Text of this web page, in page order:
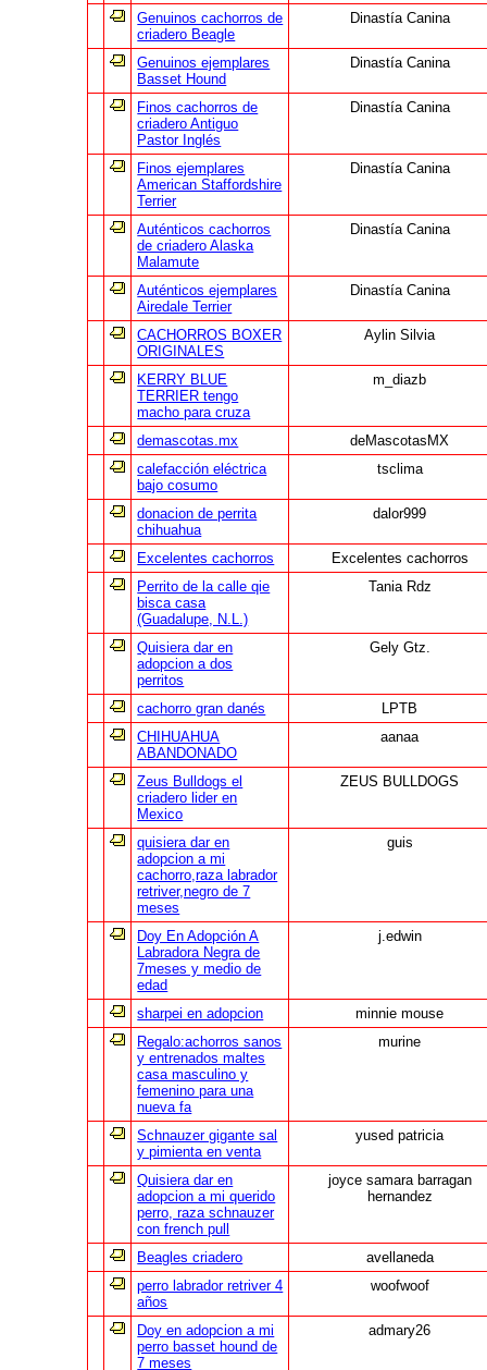
Genuinos cachorros de
criadero Beagle
Dinastía Canina
Genuinos ejemplares
Basset Hound
Dinastía Canina
Finos cachorros de
criadero Antiguo
Pastor Inglés
Dinastía Canina
Finos ejemplares
American Staffordshire
Terrier
Dinastía Canina
Auténticos cachorros
de criadero Alaska
Malamute
Dinastía Canina
Auténticos ejemplares
Airedale Terrier
Dinastía Canina
CACHORROS BOXER
ORIGINALES
Aylin Silvia
KERRY BLUE
TERRIER tengo
macho para cruza
m_diazb
demascotas.mx
deMascotasMX
calefacción eléctrica
bajo cosumo
tsclima
donacion de perrita
chihuahua
dalor999
Excelentes cachorros
Excelentes cachorros
Perrito de la calle qie
bisca casa
(Guadalupe, N.L.)
Tania Rdz
Quisiera dar en
adopcion a dos
perritos
Gely Gtz.
cachorro gran danés
LPTB
CHIHUAHUA
ABANDONADO
aanaa
Zeus Bulldogs el
criadero lider en
Mexico
ZEUS BULLDOGS
quisiera dar en
adopcion a mi
cachorro,raza labrador
retriver,negro de 7
meses
guis
Doy En Adopción A
Labradora Negra de
7meses y medio de
edad
j.edwin
sharpei en adopcion
minnie mouse
Regalo:achorros sanos
y entrenados maltes
casa masculino y
femenino para una
nueva fa
murine
Schnauzer gigante sal
y pimienta en venta
yused patricia
Quisiera dar en
adopcion a mi querido
perro, raza schnauzer
con french pull
joyce samara barragan
hernandez
Beagles criadero
avellaneda
perro labrador retriver 4
años
woofwoof
Doy en adopcion a mi
perro basset hound de
7 meses
admary26